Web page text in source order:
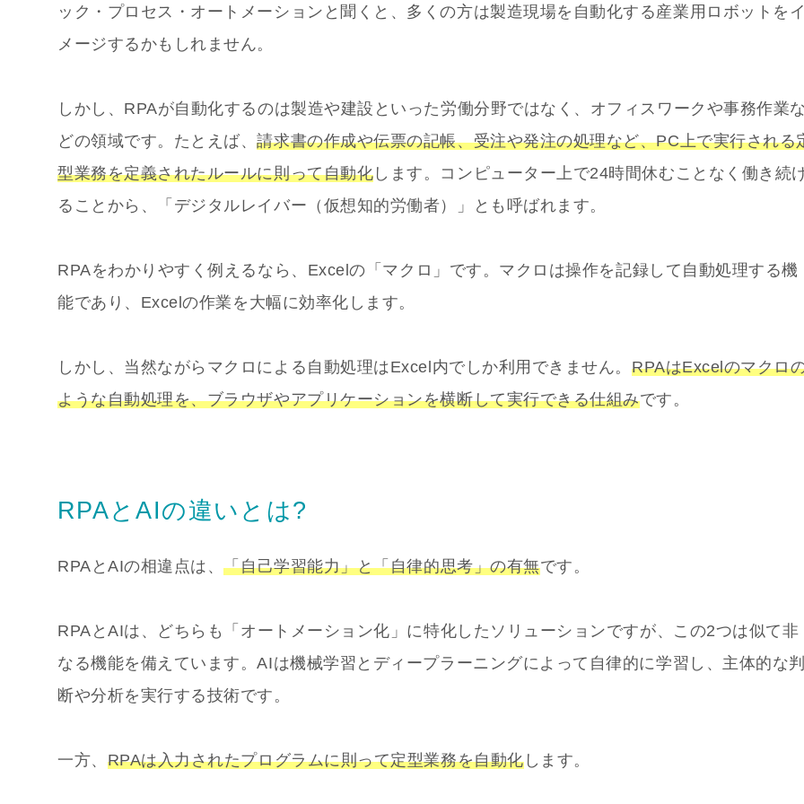
ック・プロセス・オートメーションと聞くと、多くの方は製造現場を自動化する産業用ロボットをイ
メージするかもしれません。
しかし、RPAが自動化するのは製造や建設といった労働分野ではなく、オフィスワークや事務作業な
どの領域です。たとえば、請求書の作成や伝票の記帳、受注や発注の処理など、PC上で実行される
型業務を定義されたルールに則って自動化 します。コンピューター上で24時間休むことなく働き続
ることから、「デジタルレイバー（仮想知的労働者）」とも呼ばれます。
RPAをわかりやすく例えるなら、Excelの「マクロ」です。マクロは操作を記録して自動処理する機
能であり、Excelの作業を大幅に効率化します。
しかし、当然ながらマクロによる自動処理はExcel内でしか利用できません。 RPAはExcelのマクロ
ような自動処理を、ブラウザやアプリケーションを横断して実行できる仕組みです。
RPAとAIの違いとは?
RPAとAIの相違点は、「自己学習能力」と「自律的思考」の有無です。
RPAとAIは、どちらも「オートメーション化」に特化したソリューションですが、この2つは似て非
なる機能を備えています。AIは機械学習とディープラーニングによって自律的に学習し、主体的な判
断や分析を実行する技術です。
一方、 RPAは入力されたプログラムに則って定型業務を自動化します。